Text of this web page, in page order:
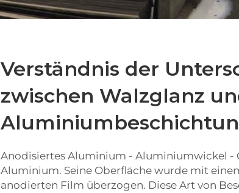
Verständnis der
zwischen Walzglanz
Anodisiertes Aluminium - Aluminiumwickel -
Aluminium. Seine Oberfläche wurde mit
anodierten Film überzogen. Diese Art von